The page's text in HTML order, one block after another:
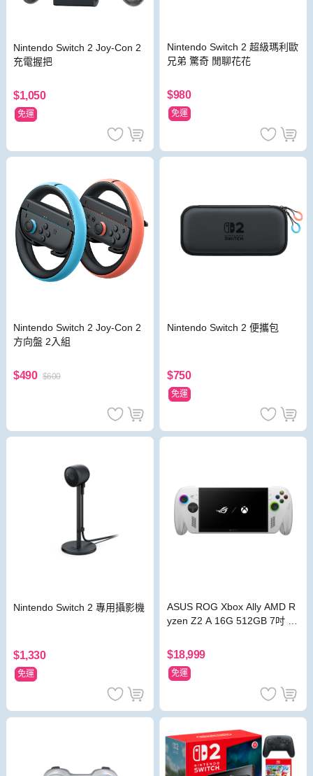
Nintendo Switch 2 Joy-Con 2
充電握把
$1,050
免運
Nintendo Switch 2 超級瑪利歐
兄弟 驚奇 閒聊花花
$980
免運
Nintendo Switch 2 Joy-Con 2
方向盤 2入組
$490 $600
Nintendo Switch 2 便攜包
$750
免運
Nintendo Switch 2 專用攝影機
$1,330
免運
ASUS ROG Xbox Ally AMD R
yzen Z2 A 16G 512GB 7吋 F
$18,999
免運